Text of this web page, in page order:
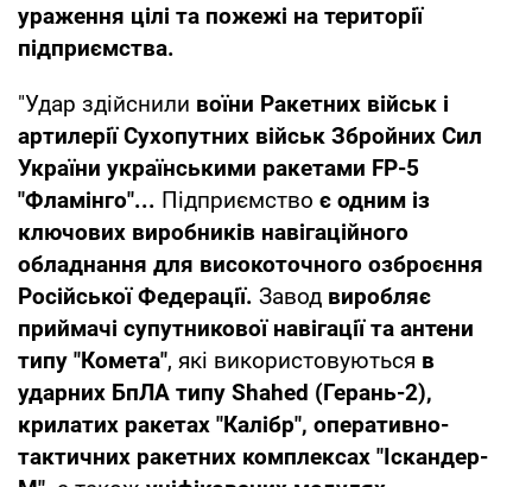
ураження цілі та пожежі на території
підприємства.
"Удар здійснили воїни Ракетних військ і
артилерії Сухопутних військ Збройних Сил
України українськими ракетами FP-5
"Фламінго"... Підприємство є одним із
ключових виробників навігаційного
обладнання для високоточного озброєння
Російської Федерації. Завод виробляє
приймачі супутникової навігації та антени
типу "Комета", які використовуються в
ударних БпЛА типу Shahed (Герань-2),
крилатих ракетах "Калібр", оперативно-
тактичних ракетних комплексах "Іскандер-